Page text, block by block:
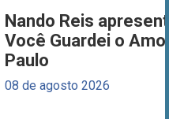
Nando Reis
Você Guardei o
Paulo
08 de agosto 2026